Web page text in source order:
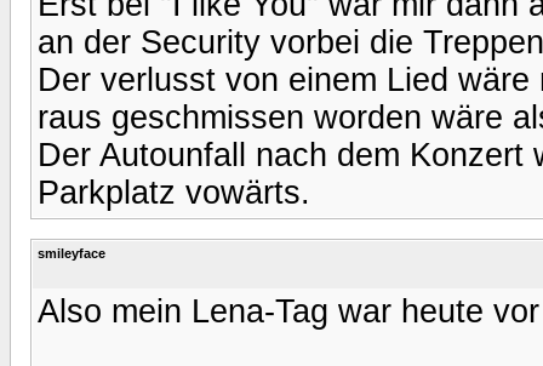
an der Security vorbei die
Der verlusst von einem Lied
raus geschmissen worden wäre
Der Autounfall nach dem
Parkplatz vowärts.
smileyface
Also mein Lena-Tag war heute